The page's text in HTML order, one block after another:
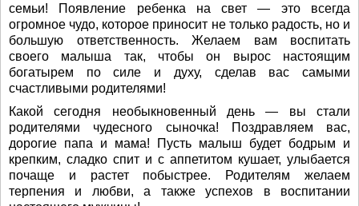
семьи! Появление ребенка на свет — это всегда
огромное чудо, которое приносит не только радость, но и
большую ответственность. Желаем вам воспитать
своего малыша так, чтобы он вырос настоящим
богатырем по силе и духу, сделав вас самыми
счастливыми родителями!
Какой сегодня необыкновенный день — вы стали
родителями чудесного сыночка! Поздравляем вас,
дорогие папа и мама! Пусть малыш будет бодрым и
крепким, сладко спит и с аппетитом кушает, улыбается
почаще и растет побыстрее. Родителям желаем
терпения и любви, а также успехов в воспитании